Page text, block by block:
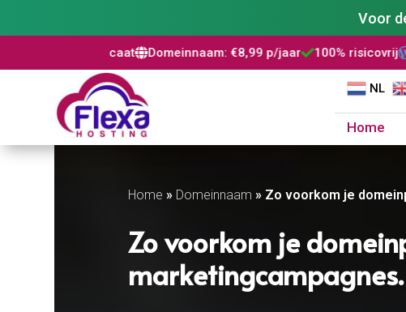
Voor
Domeinnaam: €8,99 p/jaar 100% risicovrijWordPress
NL
Home
Home » Domeinnaam » Zo voorkom je
Zo voorkom je
marketingcampagnes.​